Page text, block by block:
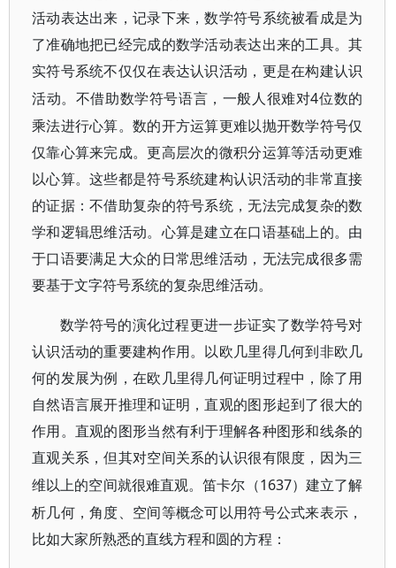
活动表达出来，记录下来，数学符号系统被看成是为
了准确地把已经完成的数学活动表达出来的工具。其
实符号系统不仅仅在表达认识活动，更是在构建认识
活动。不借助数学符号语言，一般人很难对4位数的
乘法进行心算。数的开方运算更难以抛开数学符号仅
仅靠心算来完成。更高层次的微积分运算等活动更难
以心算。这些都是符号系统建构认识活动的非常直接
的证据：不借助复杂的符号系统，无法完成复杂的数
学和逻辑思维活动。心算是建立在口语基础上的。由
于口语要满足大众的日常思维活动，无法完成很多需
要基于文字符号系统的复杂思维活动。
数学符号的演化过程更进一步证实了数学符号对
认识活动的重要建构作用。以欧几里得几何到非欧几
何的发展为例，在欧几里得几何证明过程中，除了用
自然语言展开推理和证明，直观的图形起到了很大的
作用。直观的图形当然有利于理解各种图形和线条的
直观关系，但其对空间关系的认识很有限度，因为三
维以上的空间就很难直观。笛卡尔（1637）建立了解
析几何，角度、空间等概念可以用符号公式来表示，
比如大家所熟悉的直线方程和圆的方程：